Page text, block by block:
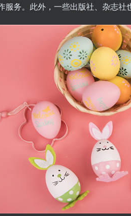
务。此外，一些出版社、杂志社